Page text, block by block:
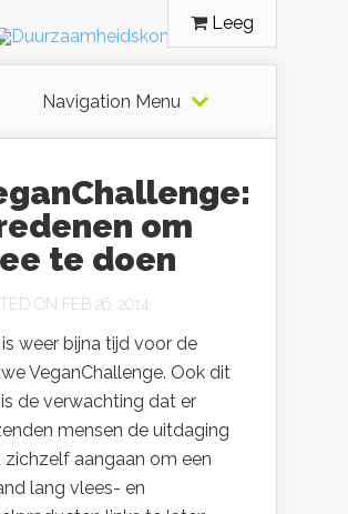
Leeg
Navigation Menu
om
te doen
ON FEB 26, 2014
weer bijna tijd voor de
VeganChallenge. Ook dit
de verwachting dat er
mensen de uitdaging
aangaan om een
lang vlees- en